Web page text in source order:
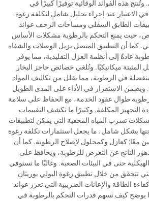
هذه الفوائد الوقائية توفيرًا كبيرًا في
الاعتبار عند إجراء تحليل شامل لتكلفة رغوة
الطابق السفلي ومساحات الزحف عوائد
حيث يمنع التحكم بالرطوبة مشكلات الأساس
كما أن التطبيق المتصل يزيل الوصلات والشفاه
عادةً إلى أنظمة العزل التقليدية، مما يوفر
المثبتة ميكانيكيًا. وتُلغي خصائص حاجز البخار
في الرطوبة، مما يقلل من تكاليف المواد
الاستقرار في الأداء على المدى الطويل
طوال عقود الخدمة، مع الحفاظ على سلامة
التجهيز المكلفة. وكثيرًا ما تكشف التقييمات
تسرب المياه المخفية التي يمكن لتطبيقات
بشكل شامل، ما يجعل استثمارات تكلفة رغوة
معًا: كعازل وكمحلول لإصلاح الرطوبة. كما أن
الناتج عن التعرض للرطوبة، ويحافظ على
حتى في البيئات الصعبة. وغالبًا ما تستوفي
تتحقق من خلال تطبيق رغوة البولي يوريثان
الطاقة والإعانات الضريبية التي تعزز عوائد
يوضح كيف تسهم قدرات التحكم بالرطوبة في